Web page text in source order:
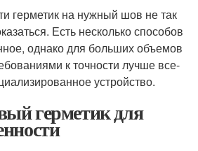
герметик на нужный шов не так
Есть несколько способов
однако для больших объемов
к точности лучше все-
устройство.
герметик для